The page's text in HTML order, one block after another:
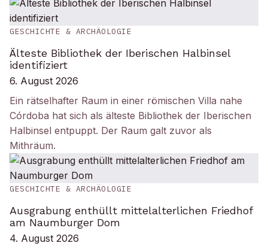
GESCHICHTE & ARCHÄOLOGIE
Älteste Bibliothek der Iberischen Halbinsel
identifiziert
6. August 2026
Ein rätselhafter Raum in einer römischen Villa nahe
Córdoba hat sich als älteste Bibliothek der Iberischen
Halbinsel entpuppt. Der Raum galt zuvor als
Mithräum.
GESCHICHTE & ARCHÄOLOGIE
Ausgrabung enthüllt mittelalterlichen Friedhof
am Naumburger Dom
4. August 2026